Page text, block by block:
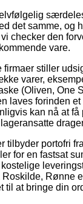
det samme, og
checker den
vare.
firmaer stiller
varer,
(Oliven, One
laves forinden
kan nå at få
tilbyder portofri
for en fastsat
Roskilde, Rønne
til at bringe din